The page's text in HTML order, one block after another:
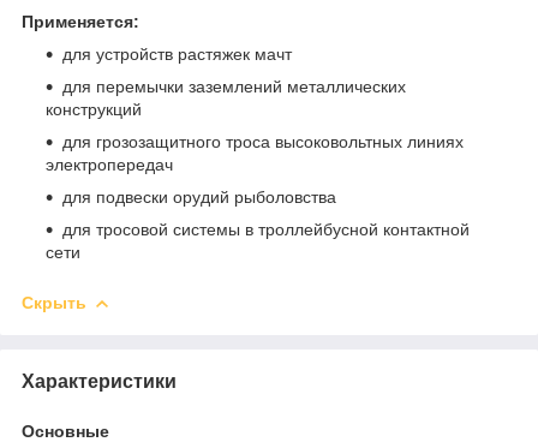
Применяется:
для устройств растяжек мачт
для перемычки заземлений металлических
конструкций
для грозозащитного троса высоковольтных линиях
электропередач
для подвески орудий рыболовства
для тросовой системы в троллейбусной контактной
сети
Скрыть
Характеристики
Основные